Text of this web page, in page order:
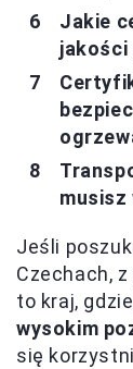
Jakie
jakości
Jeśli
Czechach,
to kraj, gdzie
wysokim
się